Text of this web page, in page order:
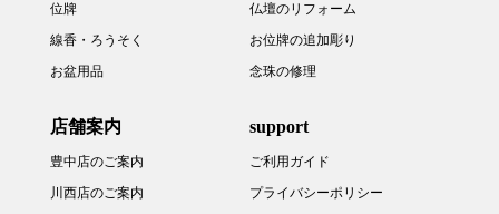
位牌
線香・ろうそく
お盆用品
仏壇のリフォーム
お位牌の追加彫り
念珠の修理
店舗案内
豊中店のご案内
川西店のご案内
support
ご利用ガイド
プライバシーポリシー